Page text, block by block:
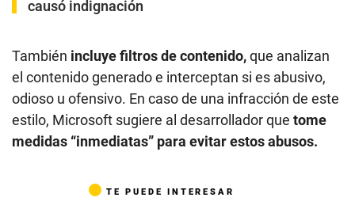
causó indignación
También incluye filtros de contenido,que analizan
el contenido generado e interceptan si es abusivo,
odioso u ofensivo. En caso de una infracción de este
estilo, Microsoft sugiere al desarrollador que tome
medidas “inmediatas” para evitar estos abusos.
TE PUEDE INTERESAR